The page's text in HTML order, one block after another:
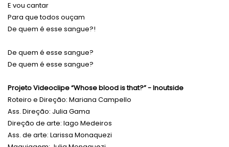
E vou cantar
Para que todos ouçam
De quem é esse sangue?!
De quem é esse sangue?
De quem é esse sangue?
Projeto Videoclipe “Whose blood is that?” - Inoutside
Roteiro e Direção: Mariana Campello
Ass. Direção: Julia Gama
Direção de arte: Iago Medeiros
Ass. de arte: Larissa Monaquezi